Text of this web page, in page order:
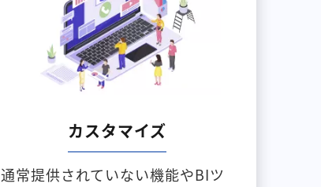
カスタマイズ
通常提供されていない機能やBIツ